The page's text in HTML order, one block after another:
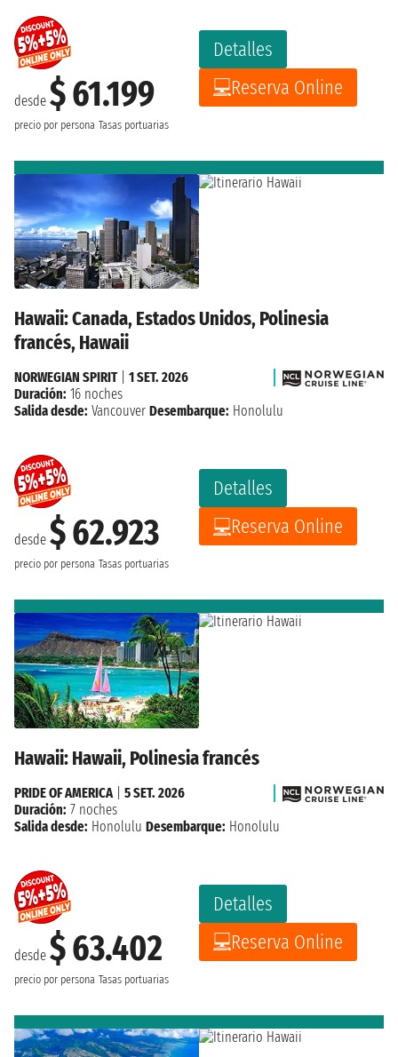
desde $ 61.199
precio por persona Tasas portuarias
Detalles
Reserva Online
Hawaii: Canada, Estados Unidos, Polinesia
francés, Hawaii
desde $ 62.923
precio por persona Tasas portuarias
Detalles
Reserva Online
NORWEGIAN SPIRIT| 1 SET. 2026
Duración: 16 noches
Salida desde: Vancouver Desembarque: Honolulu
Hawaii: Hawaii, Polinesia francés
desde $ 63.402
precio por persona Tasas portuarias
Detalles
Reserva Online
PRIDE OF AMERICA| 5 SET. 2026
Duración: 7 noches
Salida desde: Honolulu Desembarque: Honolulu